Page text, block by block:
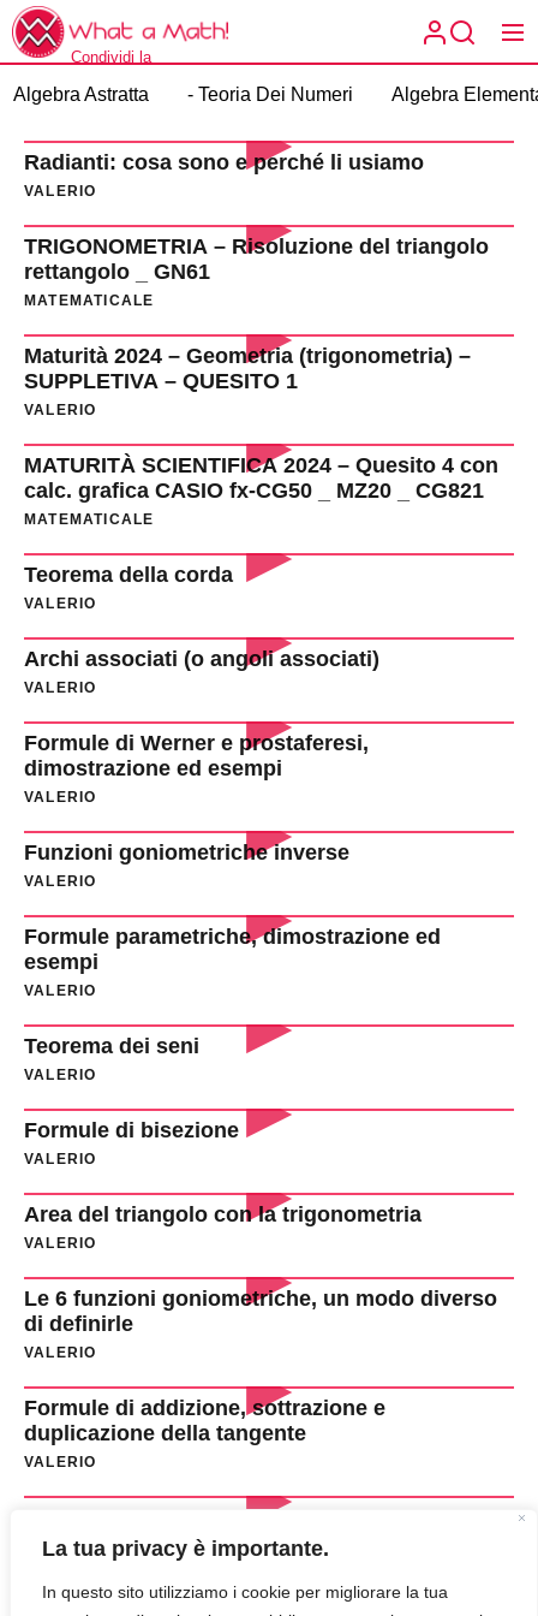
La tua privacy è importante.
In questo sito utilizziamo i cookie per migliorare la tua
Skip
to
the
content
What
What a
Math!
Condividi la
a modo tuo.
Algebra Astratta - Teoria Dei Numeri Algebra
Radianti: cosa sono e perché li usiamo
VALERIO
TRIGONOMETRIA – Risoluzione del triangolo
rettangolo _ GN61
MATEMATICALE
Maturità 2024 – Geometria (trigonometria) –
SUPPLETIVA – QUESITO 1
VALERIO
MATURITÀ SCIENTIFICA 2024 – Quesito 4 con
calc. grafica CASIO fx-CG50 _ MZ20 _ CG821
MATEMATICALE
Teorema della corda
VALERIO
Archi associati (o angoli associati)
VALERIO
Formule di Werner e prostaferesi,
dimostrazione ed esempi
VALERIO
Funzioni goniometriche inverse
VALERIO
Formule parametriche, dimostrazione ed
esempi
VALERIO
Teorema dei seni
VALERIO
Formule di bisezione
VALERIO
Area del triangolo con la trigonometria
VALERIO
Le 6 funzioni goniometriche, un modo diverso
di definirle
VALERIO
Formule di addizione, sottrazione e
duplicazione della tangente
VALERIO
svolti